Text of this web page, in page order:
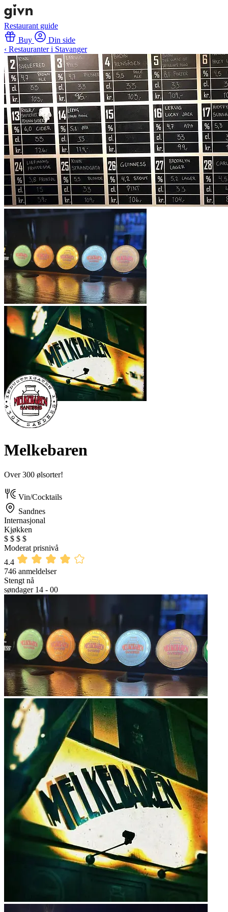
Restaurant guide
Buy
Din side
‹ Restauranter i Stavanger
Melkebaren
Over 300 ølsorter!
Vin/Cocktails
Sandnes
Internasjonal
Kjøkken
$ $ $ $
Moderat prisnivå
4.4
746 anmeldelser
Stengt nå
søndager 14 - 00